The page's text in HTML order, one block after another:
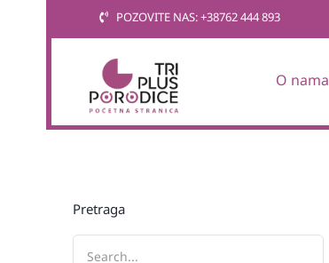
POZOVITE NAS: +38762 444 893
O nama
Pretraga